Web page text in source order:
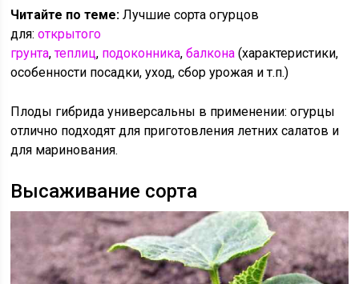
Читайте по теме:Лучшие сорта огурцов
для:открытого
грунта,теплиц, подоконника,балкона (характеристики,
особенности посадки, уход, сбор урожая и т.п.)
Плоды гибрида универсальны в применении: огурцы
отлично подходят для приготовления летних салатов и
для маринования.
Высаживание сорта